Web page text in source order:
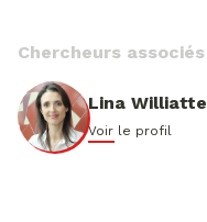
Chercheurs associés
Lina Williatte
Voir le profil